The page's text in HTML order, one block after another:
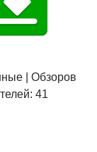
| Обзоров
41